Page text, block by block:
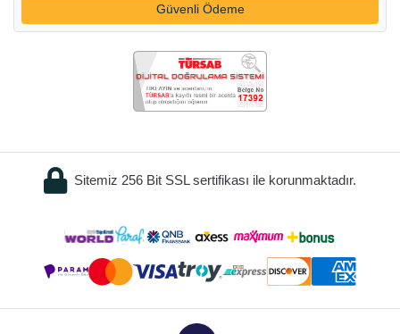
Güvenli Ödeme
Sitemiz 256 Bit SSL sertifikası ile korunmaktadır.